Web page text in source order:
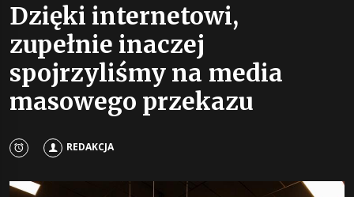
Dzięki internetowi,
zupełnie inaczej
spojrzyliśmy na media
masowego przekazu
REDAKCJA